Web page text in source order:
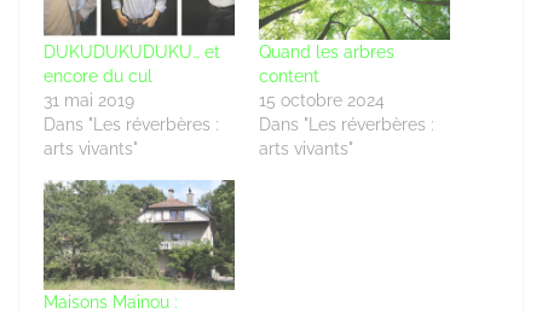
DUKUDUKUDUKU… et
encore du cul
31 mai 2019
Dans "Les réverbères :
arts vivants"
Quand les arbres
content
15 octobre 2024
Dans "Les réverbères :
arts vivants"
Maisons Mainou :